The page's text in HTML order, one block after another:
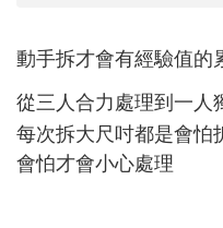
動手拆才會有經驗值的
從三人合力處理到一人
每次拆大尺吋都是會怕
會怕才會小心處理